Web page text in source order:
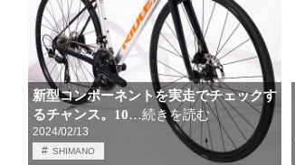
新型コンポーネントを実走でチェックす
るチャンス。10…続きを読む
2024/02/13
SHIMANO